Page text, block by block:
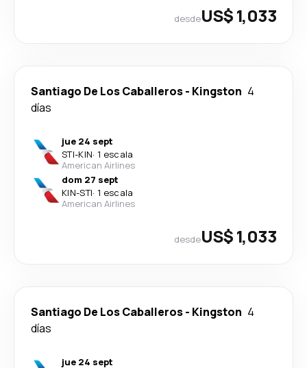
desdeUS$ 1,033
Santiago De Los Caballeros- Kingston 4
días
jue 24 sept
STI-KIN· 1 escala
American Airlines
dom 27 sept
KIN-STI· 1 escala
American Airlines
desdeUS$ 1,033
Santiago De Los Caballeros- Kingston 4
días
jue 24 sept